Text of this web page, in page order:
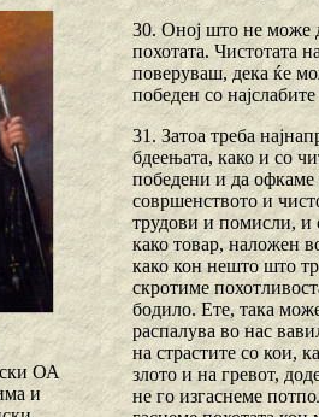
ОА
и
30. Оној што не може
похотата. Чистотата
поверуваш, дека ќе
победен со
31. Затоа треба
бдеењата, како и со
победени и да офкаме
совршенството и
трудови и помисли, и
како товар, наложен
како кон нешто што
скротиме
бодило. Ете, така
распалува во нас
на страстите со кои,
злото и на гревот,
не го изгаснеме